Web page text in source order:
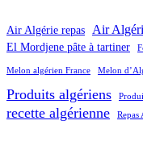
Air Algérie repas Air
El Mordjene pâte à tartiner
Melon algérien France Melon
Produits algériens
recette algérienne Repas